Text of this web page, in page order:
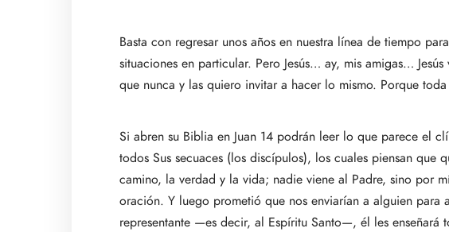
Basta con regresar unos años en nuestra línea de tiempo
situaciones en particular. Pero Jesús… ay, mis amigas…
que nunca y las quiero invitar a hacer lo mismo. Porque
Si abren su Biblia en Juan 14 podrán leer lo que parece el
todos Sus secuaces (los discípulos), los cuales piensan que
camino, la verdad y la vida; nadie viene al Padre, sino por
oración. Y luego prometió que nos enviarían a alguien
representante —es decir, al Espíritu Santo—, él les